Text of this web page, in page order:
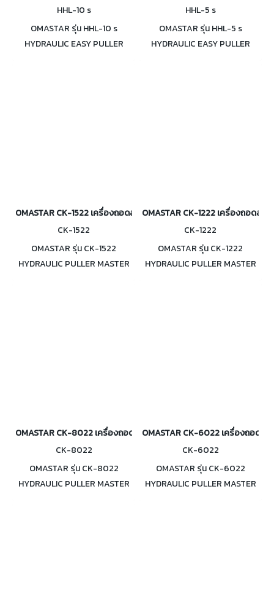
HHL-10 s
OMASTAR รุ่น HHL-10 s
HYDRAULIC EASY PULLER
HHL-5 s
OMASTAR รุ่น HHL-5 s
HYDRAULIC EASY PULLER
OMASTAR CK-1522 เครื่องถอดลูกปืน เฟือง ไฮดรอลิค 15 ตัน
CK-1522
OMASTAR รุ่น CK-1522
HYDRAULIC PULLER MASTER
OMASTAR CK-1222 เครื่องถอดลูก
CK-1222
OMASTAR รุ่น CK-1222
HYDRAULIC PULLER MASTER
OMASTAR CK-8022 เครื่องถอดลูกปืน เฟือง ไฮดรอลิค 8 ตัน
CK-8022
OMASTAR รุ่น CK-8022
HYDRAULIC PULLER MASTER
OMASTAR CK-6022 เครื่องถอดลู
CK-6022
OMASTAR รุ่น CK-6022
HYDRAULIC PULLER MASTER